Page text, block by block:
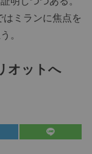
ミランに焦点を
。
オットへ